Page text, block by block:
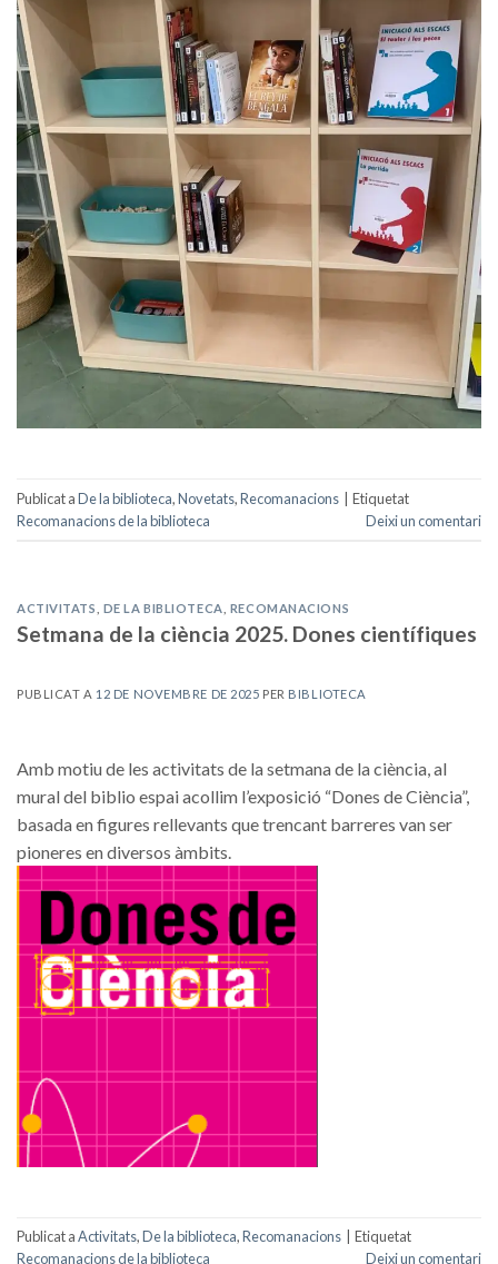
Publicat aDe la biblioteca,Novetats,Recomanacions
Etiquetat
Recomanacions de la biblioteca
Deixi un comentari
ACTIVITATS DE LA BIBLIOTECA RECOMANACIONS
Setmana de la ciència 2025. Dones científiques
PUBLICAT A 12 DE NOVEMBRE DE 2025 PER BIBLIOTECA
Amb motiu de les activitats de la setmana de la ciència, al
mural del biblio espai acollim l’exposició “Dones de Ciència”,
basada en figures rellevants que trencant barreres van ser
pioneres en diversos àmbits.
Publicat aActivitats,De la biblioteca,Recomanacions
Etiquetat
Recomanacions de la biblioteca
Deixi un comentari